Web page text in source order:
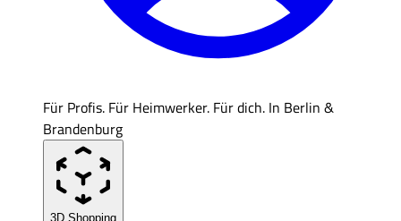
Für Profis. Für Heimwerker. Für dich. In Berlin &
Brandenburg
3D Shopping